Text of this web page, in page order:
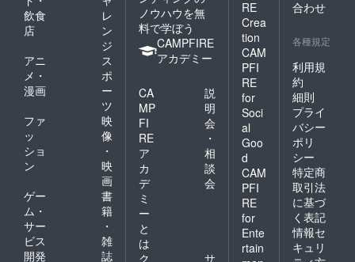
飲食
店
レ
ン
ジ
アニ
メ・
漫画
ス
ポ
ー
ツ
ファ
ッ
ショ
ン
映
像
・
映
画
ゲー
ム・
サー
ビス
開発
書
籍
・
雑
誌
ノウハウを無
料で学ぼう
CAMPFIRE
アカデミー
CA
MP
FI
RE
ア
カ
デ
ミ
ー
と
は
説
明
会
・
相
談
会
ク
サ
RE
Crea
tion
CAM
PFI
RE
for
Soci
al
Goo
d
CAM
PFI
RE
for
Ente
rtain
合わせ
各種規定
利用規
約
細則
プライ
バシー
ポリ
シー
特定商
取引法
に基づ
く表記
情報セ
キュリ